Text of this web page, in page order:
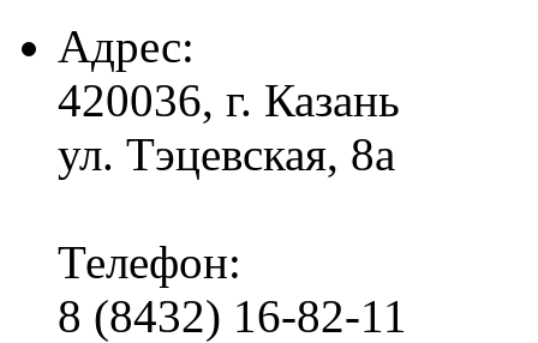
Адрес:
420036, г. Казань
ул. Тэцевская, 8а
Телефон:
8 (8432) 16-82-11